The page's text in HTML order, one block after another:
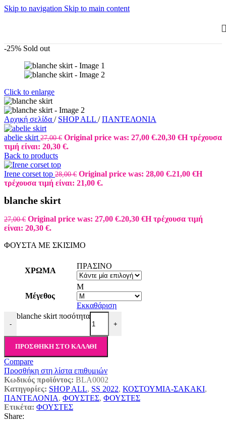
Skip to navigation Skip to main content
-25% Sold out
Click to enlarge
Αρχική σελίδα / SHOP ALL / ΠΑΝΤΕΛΟΝΙΑ
abelie skirt 27,00€ Original price was: 27,00 €.20,30 €Η τρέχουσα
τιμή είναι: 20,30 €.
Back to products
Irene corset top 28,00€ Original price was: 28,00 €.21,00 €Η
τρέχουσα τιμή είναι: 21,00 €.
blanche skirt
27,00€ Original price was: 27,00 €.20,30 €Η τρέχουσα τιμή
είναι: 20,30 €.
ΦΟΥΣΤΑ ΜΕ ΣΚΙΣΙΜΟ
ΧΡΩΜΑ
ΠΡΑΣΙΝΟ
Μέγεθος
M
Εκκαθάριση
-
blanche skirt ποσότητα
+
ΠΡΟΣΘΉΚΗ ΣΤΟ ΚΑΛΆΘΙ
Compare
Προσθήκη στη λίστα επιθυμιών
Κωδικός προϊόντος: BLA0002
Κατηγορίες: SHOP ALL, SS 2022, ΚΟΣΤΟΥΜΙΑ-ΣΑΚΑΚΙ,
ΠΑΝΤΕΛΟΝΙΑ, ΦΟΥΣΤΕΣ, ΦΟΥΣΤΕΣ
Ετικέτα: ΦΟΥΣΤΕΣ
Share: